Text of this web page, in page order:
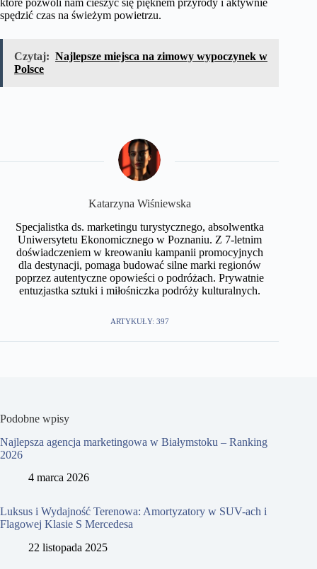
które pozwoli nam cieszyć się pięknem przyrody i aktywnie
spędzić czas na świeżym powietrzu.
Czytaj: Najlepsze miejsca na zimowy wypoczynek w
Polsce
Katarzyna Wiśniewska
Specjalistka ds. marketingu turystycznego, absolwentka
Uniwersytetu Ekonomicznego w Poznaniu. Z 7-letnim
doświadczeniem w kreowaniu kampanii promocyjnych
dla destynacji, pomaga budować silne marki regionów
poprzez autentyczne opowieści o podróżach. Prywatnie
entuzjastka sztuki i miłośniczka podróży kulturalnych.
ARTYKUŁY: 397
Podobne wpisy
Najlepsza agencja marketingowa w Białymstoku – Ranking
2026
4 marca 2026
Luksus i Wydajność Terenowa: Amortyzatory w SUV-ach i
Flagowej Klasie S Mercedesa
22 listopada 2025